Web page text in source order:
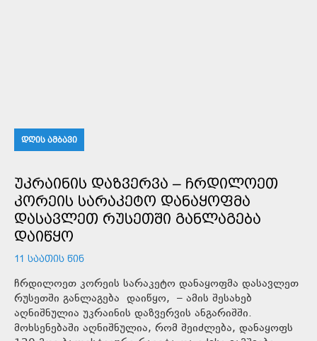
ᲓᲦᲘᲡ ᲐᲛᲑᲐᲕᲘ
ᲣᲙᲠᲐᲘᲜᲘᲡ ᲓᲐᲖᲕᲔᲠᲕᲐ – ᲩᲠᲓᲘᲚᲝᲔᲗ
ᲙᲝᲠᲔᲘᲡ ᲡᲐᲠᲐᲙᲔᲢᲝ ᲓᲐᲜᲐᲧᲝᲤᲛᲐ
ᲓᲐᲡᲐᲕᲚᲔᲗ ᲠᲣᲡᲔᲗᲨᲘ ᲒᲐᲜᲚᲐᲒᲔᲑᲐ
ᲓᲐᲘᲬᲧᲝ
11 ᲡᲐᲐᲗᲘᲡ ᲬᲘᲜ
ჩრდილოეთ კორეის სარაკეტო დანაყოფმა დასავლეთ
რუსეთში განლაგება დაიწყო, – ამის შესახებ
აღნიშნულია უკრაინის დაზვერვის ანგარიშში.
მოხსენებაში აღნიშნულია, რომ შეიძლება, დანაყოფს